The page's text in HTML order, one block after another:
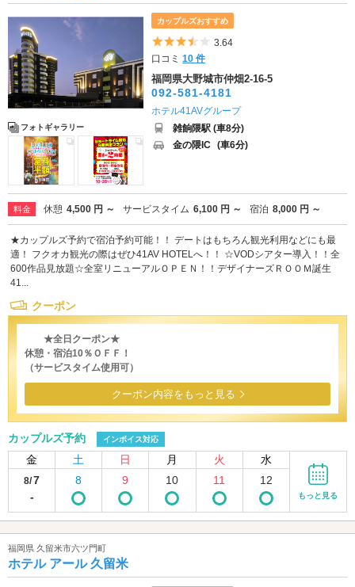
フォトギャラリー
カップルズおすすめ
5つ星のうち3.5
3.64
口コミ10 件
福岡県大野城市仲畑2-16-5
092-581-4181
ホテル41AVグループ
雑餉隈駅 (車8分)
金の隈IC (車6分)
料金 休憩 4,500 円 ～ サービスタイム 6,100 円 ～ 宿泊 8,000 円 ～
★カップルズ予約で宿泊予約可能！！ デートはもちろん観光利用などにも最
適！ フクオカ観光の際はぜひ41AV HOTELへ！！ ☆VODシアター導入！！全
600作品見放題☆全室リニューアルＯＰＥＮ！！デザイナーズＲＯＯＭ誕生
41...
クーポン
★全日クーポン★
休憩・宿泊10％ＯＦＦ！
（サービスタイム使用可）
クーポン内容をもっと見る
カップルズ予約 インボイス対応
金 土 日 月 火 水
8/7
-
8 9 10 11 12
もっと見る
福岡県 久留米市六ツ門町
ホテル アール 久留米